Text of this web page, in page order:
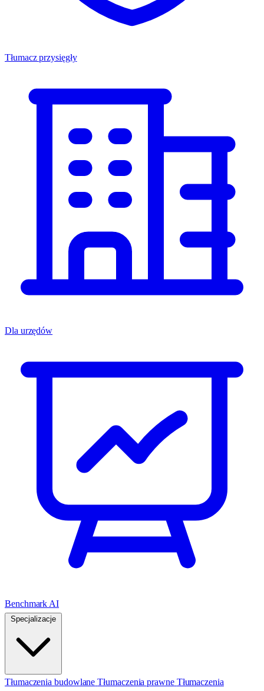
Tłumacz przysięgły
Dla urzędów
Benchmark AI
Tłumaczenia budowlane Tłumaczenia prawne Tłumaczenia